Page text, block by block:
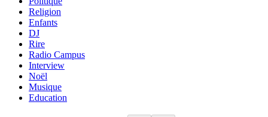
Religion
Enfants
DJ
Rire
Radio Campus
Interview
Noël
Musique
Education